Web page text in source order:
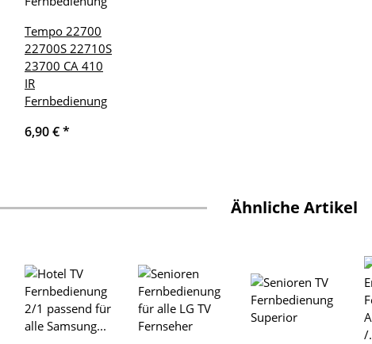
Tempo 22700
22700S 22710S
23700 CA 410
IR
Fernbedienung
6,90 €*
Ähnliche Artikel